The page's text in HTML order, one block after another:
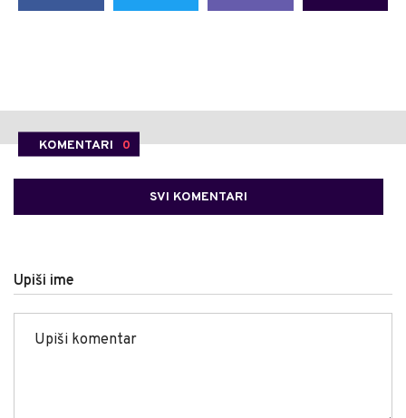
KOMENTARI 0
SVI KOMENTARI
Upiši ime